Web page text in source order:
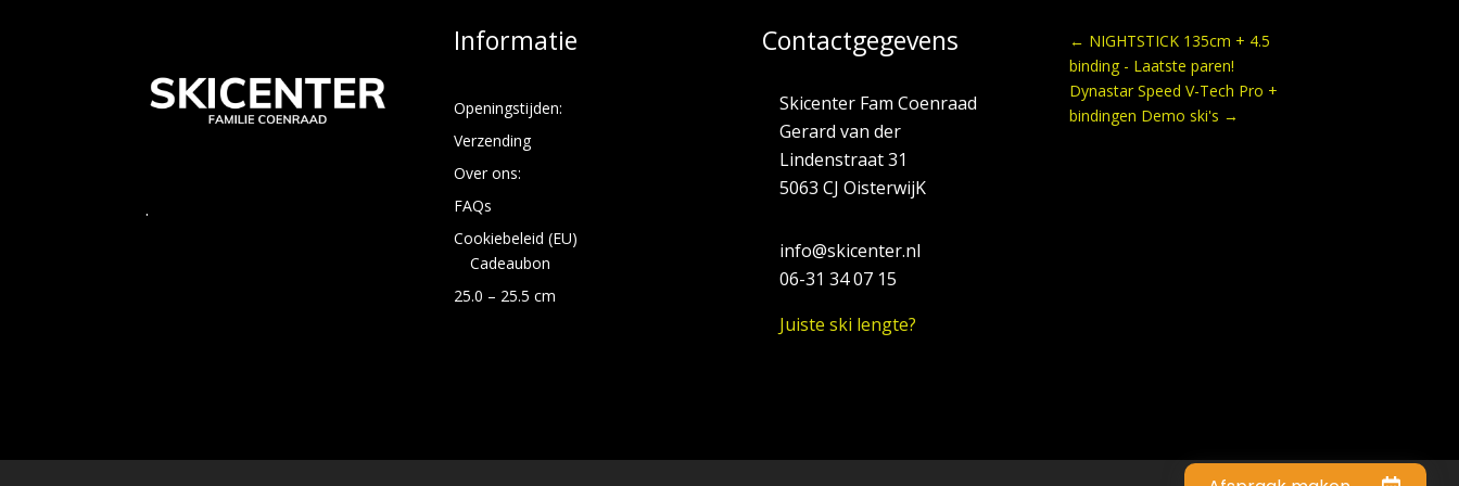
.
Informatie
Openingstijden:
Verzending
Over ons:
FAQs
Cookiebeleid (EU)
Cadeaubon
25.0 – 25.5 cm
Contactgegevens
Skicenter Fam Coenraad
Gerard van der
Lindenstraat 31
5063 CJ OisterwijK
info@skicenter.nl
06-31 34 07 15
Juiste ski lengte?
← NIGHTSTICK 135cm + 4.5
binding - Laatste paren!
Dynastar Speed V-Tech Pro +
bindingen Demo ski's →